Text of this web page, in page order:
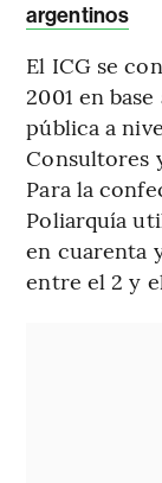
argentinos
El ICG se
2001 en
pública a
Consultores
Para la
Poliarquía
en cuarenta
entre el 2 y